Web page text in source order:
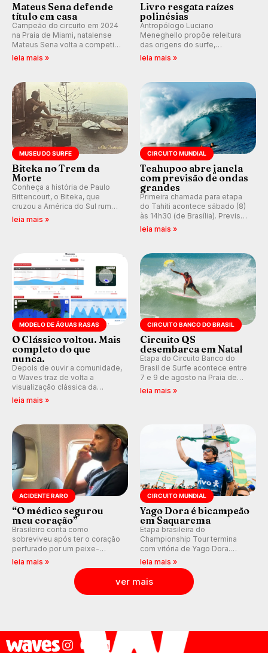
Mateus Sena defende
título em casa
Campeão do circuito em 2024
na Praia de Miami, natalense
Mateus Sena volta a competir
em casa em busca de manter a
leia mais »
Livro resgata raízes
polinésias
Antropólogo Luciano
Meneghello propõe releitura
das origens do surfe,
resgatando a cultura polinésia
prática em esporte e indústria.
leia mais »
MUSEU DO SURFE
Biteka no Trem da
Morte
Conheça a história de Paulo
Bittencourt, o Biteka, que
cruzou a América do Sul rumo
ao Pacífico em uma jornada
leia mais »
CIRCUITO MUNDIAL
Teahupoo abre janela
com previsão de ondas
grandes
Primeira chamada para etapa
do Tahiti acontece sábado (8)
às 14h30 (de Brasília). Previsão
indica swell consistente.
Kelly Slater convidado.
leia mais »
MODELO DE ÁGUAS RASAS
O Clássico voltou. Mais
completo do que
nunca.
Depois de ouvir a comunidade,
o Waves traz de volta a
visualização clássica da
previsão de águas rasas,
ondas para até 16 dias.
leia mais »
CIRCUITO BANCO DO BRASIL
Circuito QS
desembarca em Natal
Etapa do Circuito Banco do
Brasil de Surfe acontece entre
7 e 9 de agosto na Praia de
Miami (RN), em disputas
leia mais »
ACIDENTE RARO
“O médico segurou
meu coração”
Brasileiro conta como
sobreviveu após ter o coração
perfurado por um peixe-
agulha enquanto surfava na
leia mais »
CIRCUITO MUNDIAL
Yago Dora é bicampeão
em Saquarema
Etapa brasileira do
Championship Tour termina
com vitória de Yago Dora.
Sawyer Lindblad vence entre
as mulheres e Leonardo
Fioravanti assume liderança do
ranking mundial da WSL, na
etapa de Saquarema.
leia mais »
ver mais